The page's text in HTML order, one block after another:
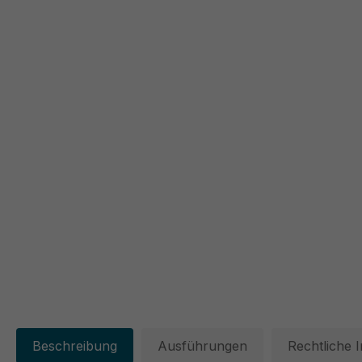
Beschreibung Ausführungen Rechtliche